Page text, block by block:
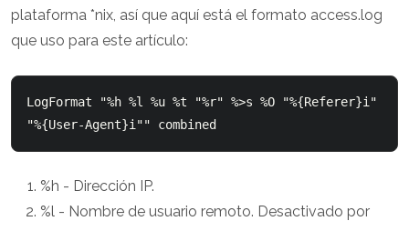
plataforma *nix, así que aquí está el formato access.log
que uso para este artículo:
LogFormat "%h %l %u %t "%r" %>s %O "%{Referer}i"
%h - Dirección IP.
%l - Nombre de usuario remoto. Desactivado por